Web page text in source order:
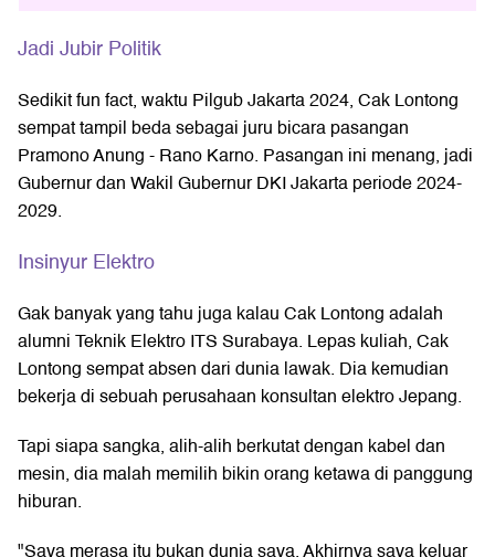
Jadi Jubir Politik
Sedikit fun fact, waktu Pilgub Jakarta 2024, Cak Lontong
sempat tampil beda sebagai juru bicara pasangan
Pramono Anung - Rano Karno. Pasangan ini menang, jadi
Gubernur dan Wakil Gubernur DKI Jakarta periode 2024-
2029.
Insinyur Elektro
Gak banyak yang tahu juga kalau Cak Lontong adalah
alumni Teknik Elektro ITS Surabaya. Lepas kuliah, Cak
Lontong sempat absen dari dunia lawak. Dia kemudian
bekerja di sebuah perusahaan konsultan elektro Jepang.
Tapi siapa sangka, alih-alih berkutat dengan kabel dan
mesin, dia malah memilih bikin orang ketawa di panggung
hiburan.